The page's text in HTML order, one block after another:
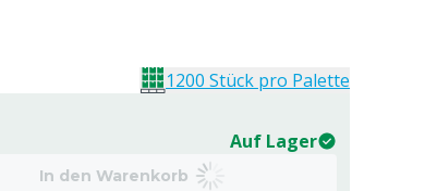
Auf Lager
In den Warenkorb
1200 Stück pro Palette